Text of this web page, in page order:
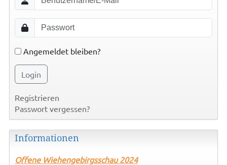
Angemeldet bleiben?
Login
Registrieren
Passwort vergessen?
Informationen
Offene Wiehengebirgsschau 2024